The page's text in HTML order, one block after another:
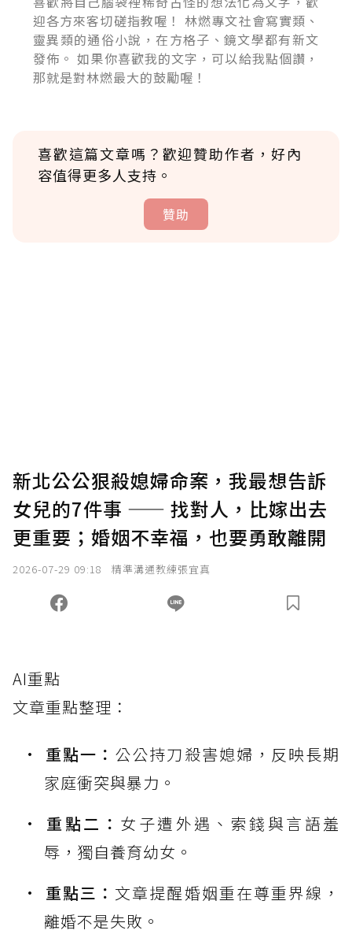
迎各方來客切磋指教喔！ 林燃專文社會寫實類、
靈異類的通俗小說，在方格子、鏡文學都有新文
發佈。 如果你喜歡我的文字，可以給我點個讚，
那就是對林燃最大的鼓勵喔！
喜歡這篇文章嗎？歡迎贊助作者，好內
容值得更多人支持。
贊助
確認送出
您當前剩餘 U 利點數：0點；前往 購買點數
新北公公狠殺媳婦命案，我最想告訴
女兒的7件事 —— 找對人，比嫁出去
更重要；婚姻不幸福，也要勇敢離開
2026-07-29 09:18 精準溝通教練張宜真
AI重點
文章重點整理：
重點一： 公公持刀殺害媳婦，反映長期
家庭衝突與暴力。
重點二： 女子遭外遇、索錢與言語羞
辱，獨自養育幼女。
重點三： 文章提醒婚姻重在尊重界線，
離婚不是失敗。